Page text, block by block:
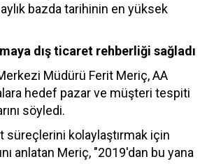
bazda tarihinin en yüksek
dış ticaret rehberliği sağladı
Müdürü Ferit Meriç, AA
hedef pazar ve müşteri tespiti
söyledi.
süreçlerini kolaylaştırmak için
anlatan Meriç, "2019'dan bu yana